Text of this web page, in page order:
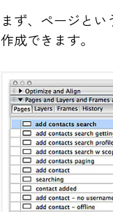
まず、ページと
作成できます。